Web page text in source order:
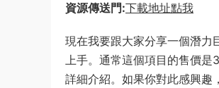
資源傳送門:下載地址點我
現在我要跟大家分享一個潛
上手。通常這個項目的售價
詳細介紹。如果你對此感興趣